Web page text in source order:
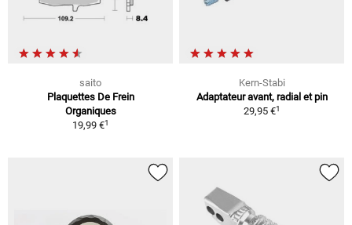
saito
Plaquettes De Frein
Organiques
19,99 €1
Kern-Stabi
Adaptateur avant, radial et pin
29,95 €1